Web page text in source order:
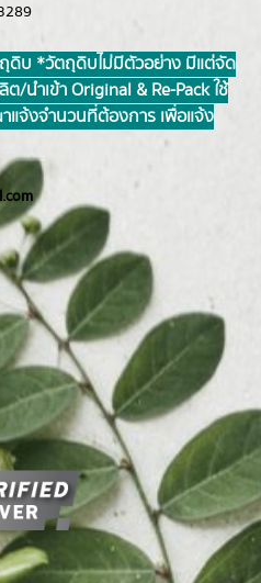
ดิบ *วัตถุดิบไม่มีตัวอย่าง มีแต่จัด
ำเข้า Original & Re-Pack ใช้
แจ้งจำนวนที่ต้องการ เพื่อแจ้ง